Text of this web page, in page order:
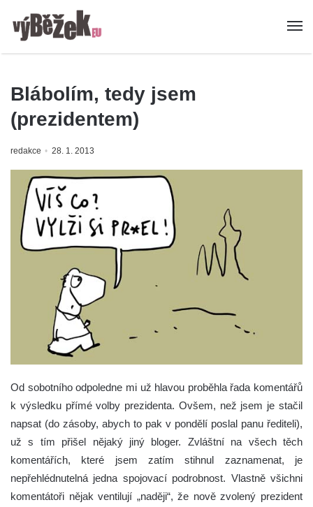
Blábolím, tedy jsem
(prezidentem)
redakce 28. 1. 2013
Od sobotního odpoledne mi už hlavou proběhla řada komentářů
k výsledku přímé volby prezidenta. Ovšem, než jsem je stačil
napsat (do zásoby, abych to pak v pondělí poslal panu řediteli),
už s tím přišel nějaký jiný bloger. Zvláštní na všech těch
komentářích, které jsem zatím stihnul zaznamenat, je
nepřehlédnutelná jedna spojovací podrobnost. Vlastně všichni
komentátoři nějak ventilují „naději“, že nově zvolený prezident